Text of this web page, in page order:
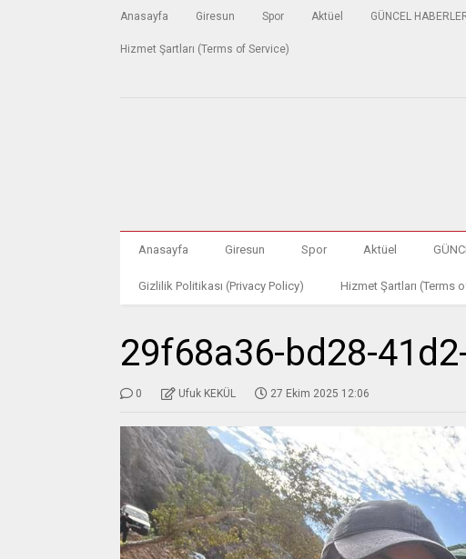
Anasayfa Giresun Spor Aktüel GÜNCEL
Hizmet Şartları (Terms of Service)
Anasayfa Giresun Spor Aktüel
Gizlilik Politikası (Privacy Policy) Hizmet Şartları (Terms
29f68a36-bd28-
0 Ufuk KEKÜL 27 Ekim 2025 12:06